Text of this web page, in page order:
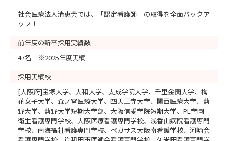
社会医療法人清恵会では、「認定看護師」の取得を全面バックア
ップ！
前年度の新卒採用実績数
47名 ※2025年度実績
採用実績校
[大阪府]宝塚大学、大和大学、太成学院大学、千里金蘭大学、梅
花女子大学、森ノ宮医療大学、四天王寺大学、関西医療大学、藍
野大学、藍野大学短期大学部、大阪信愛学院短期大学、PL学園
衛生看護専門学校、大阪医療看護専門学校、浅香山病院看護専門
学校、南海福祉看護専門学校、ペガサス大阪南看護学校、河崎会